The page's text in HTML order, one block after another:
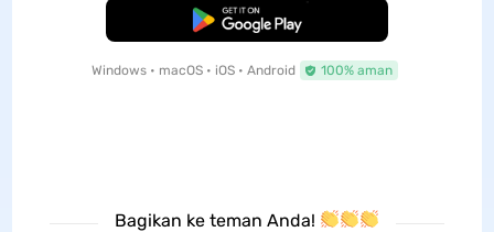
Unduh Gratis
Windows • macOS • iOS • Android 100% aman
Bagikan ke teman Anda!